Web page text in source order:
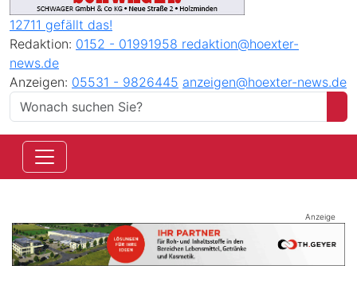
12711 gefällt das!
Redaktion: 0152 - 01991958 redaktion@hoexter-
news.de
Anzeigen: 05531 - 9826445 anzeigen@hoexter-news.de
Anzeige